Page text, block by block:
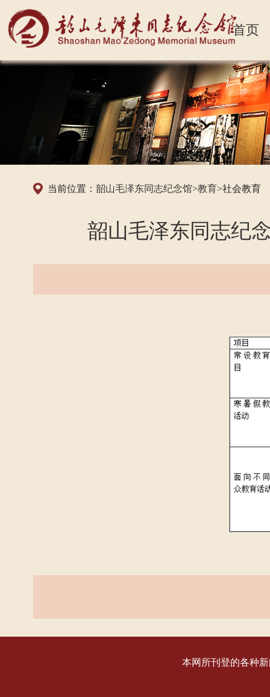
首页
当前位置： 韶山毛泽东同志纪念馆>教育>社会教育
韶山毛泽东同志纪
本网所刊登的各种